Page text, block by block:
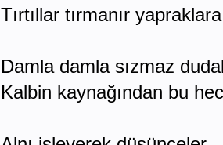
Tırtıllar tırmanır yapraklara
Damla damla sızmaz
Kalbin kaynağından bu